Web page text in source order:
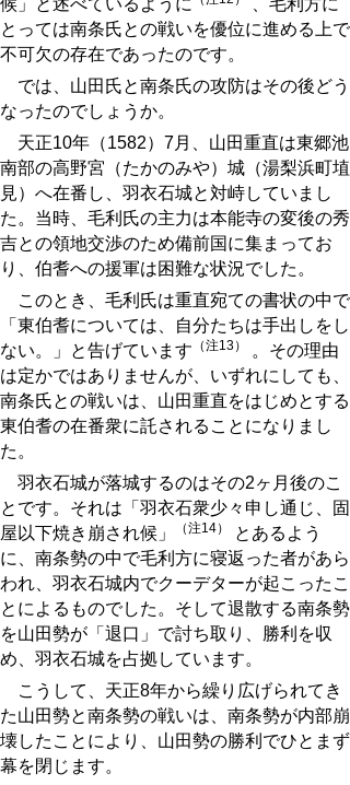
候」と述べているように
、毛利方に
とっては南条氏との戦いを優位に進める上で
不可欠の存在であったのです。
では、山田氏と南条氏の攻防はその後どう
なったのでしょうか。
天正10年（1582）7月、山田重直は東郷池
南部の高野宮（たかのみや）城（湯梨浜町埴
見）へ在番し、羽衣石城と対峙していまし
た。当時、毛利氏の主力は本能寺の変後の秀
吉との領地交渉のため備前国に集まってお
り、伯耆への援軍は困難な状況でした。
このとき、毛利氏は重直宛ての書状の中で
「東伯耆については、自分たちは手出しをし
ない。」と告げています （注13）
。その理由
は定かではありませんが、いずれにしても、
南条氏との戦いは、山田重直をはじめとする
東伯耆の在番衆に託されることになりまし
た。
羽衣石城が落城するのはその2ヶ月後のこ
とです。それは「羽衣石衆少々申し通じ、固
屋以下焼き崩され候」
（注14）
とあるよう
に、南条勢の中で毛利方に寝返った者があら
われ、羽衣石城内でクーデターが起こったこ
とによるものでした。そして退散する南条勢
を山田勢が「退口」で討ち取り、勝利を収
め、羽衣石城を占拠しています。
こうして、天正8年から繰り広げられてき
た山田勢と南条勢の戦いは、南条勢が内部崩
壊したことにより、山田勢の勝利でひとまず
幕を閉じます。